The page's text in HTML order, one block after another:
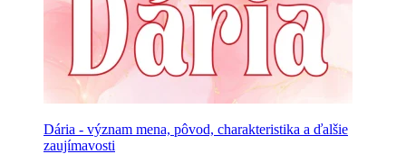
Dária - význam mena, pôvod, charakteristika a ďalšie
zaujímavosti